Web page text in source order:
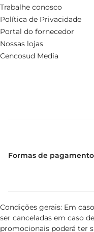
Trabalhe conosco
Política de Privacidade
Portal do fornecedor
Nossas lojas
Cencosud Media
Formas de pagamento
Condições gerais: Em
ser canceladas em caso
promocionais poderá ter